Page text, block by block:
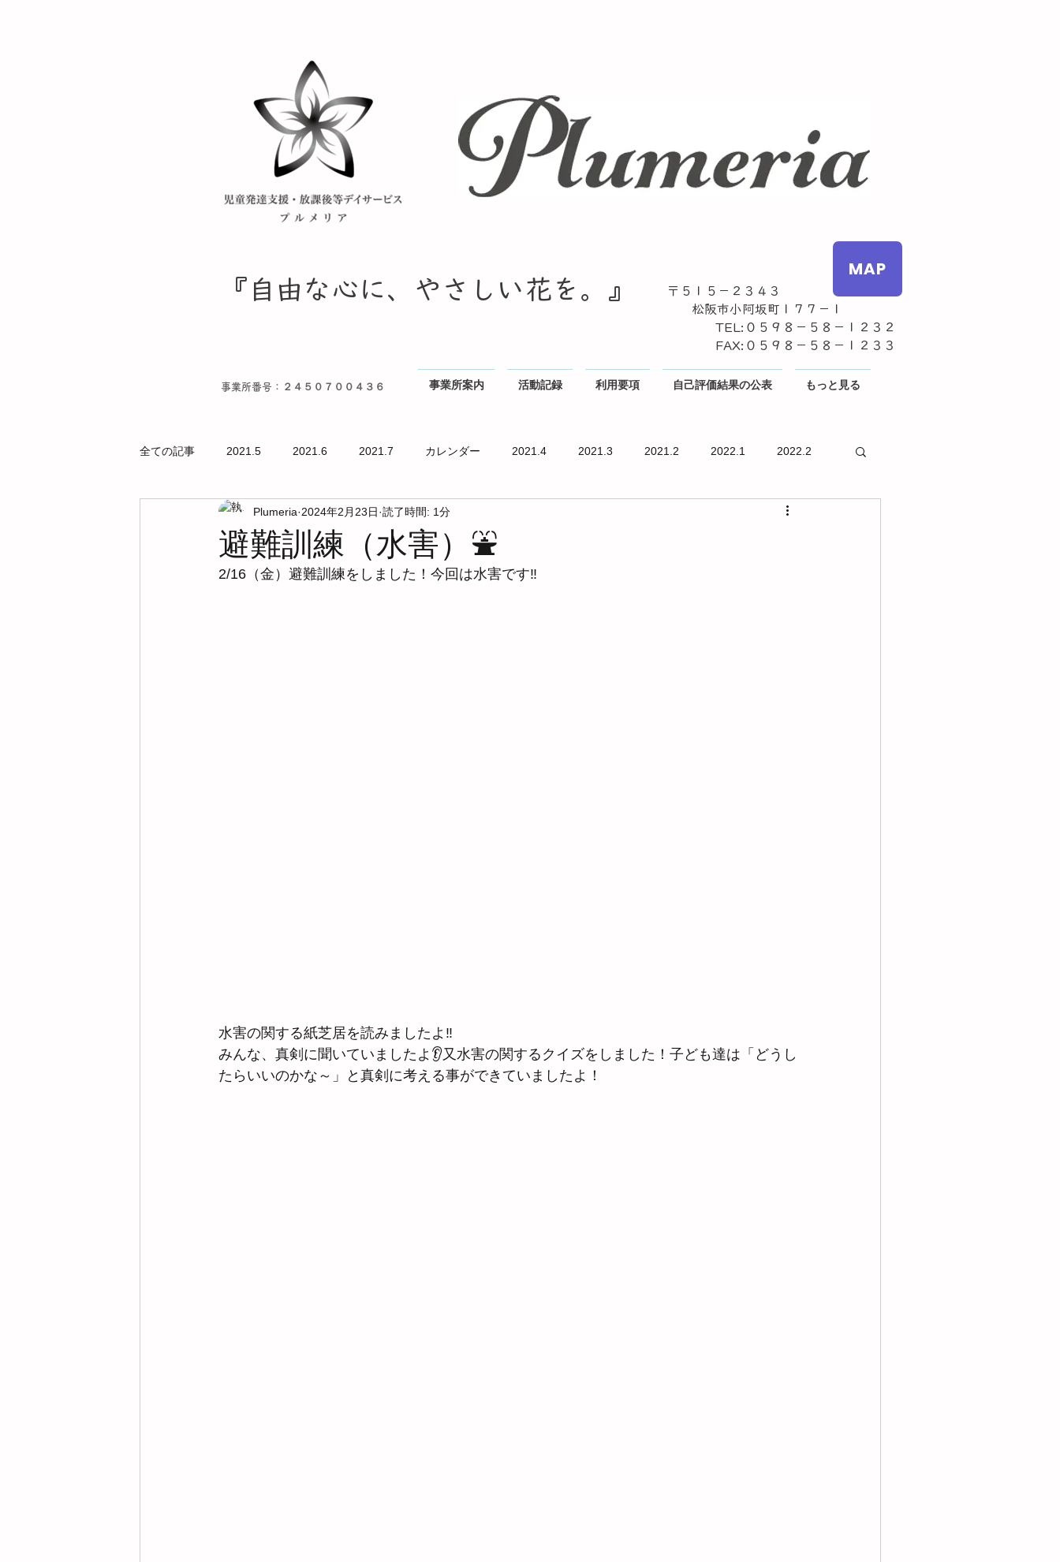
​『自由な心に、やさしい花を。』​
〒５１５－２３４３
松阪市小阿坂町１７７－１
TEL:０５９８－５８－１２３２
​ FAX:０５９８－５８－１２３３
MAP
事業所番号：２４５０７００４３６ 事業所案内 活動記録 利用要項 自己評価結果の公表 もっと見る
全ての記事 2021.5 2021.6 2021.7 カレンダー 2021.4 2021.3 2021.2 2022.1 2022.2
避難訓練（水害）⛲
Plumeria 2024年2月23日 読了時間: 1分
2/16（金）避難訓練をしました！今回は水害です‼
水害の関する紙芝居を読みましたよ‼
みんな、真剣に聞いていましたよ👂又水害の関するクイズをしました！子ども達は「どうし
たらいいのかな～」と真剣に考える事ができていましたよ！